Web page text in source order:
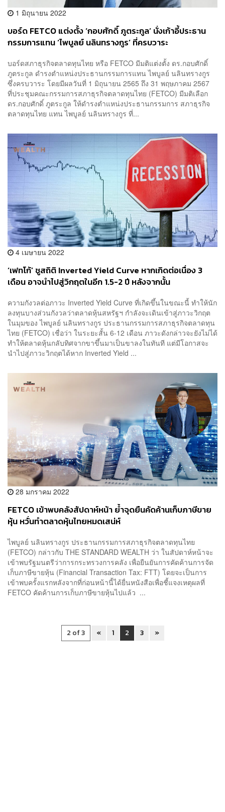
1 มิถุนายน 2022
บอร์ด FETCO แต่งตั้ง ‘กอบศักดิ์ ภูตระกูล’ นั่งเก้าอี้ประธาน
กรรมการแทน ‘ไพบูลย์ นลินทรางกูร’ ที่ครบวาระ
บอร์ดสภาธุรกิจตลาดทุนไทย หรือ FETCO มีมติแต่งตั้ง ดร.กอบศักดิ์
ภูตระกูล ดำรงตำแหน่งประธานกรรมการแทน ไพบูลย์ นลินทรางกูร
ซึ่งครบวาระ โดยมีผลวันที่ 1 มิถุนายน 2565 ถึง 31 พฤษภาคม 2567
ที่ประชุมคณะกรรมการสภาธุรกิจตลาดทุนไทย (FETCO) มีมติเลือก
ดร.กอบศักดิ์ ภูตระกูล ให้ดำรงตำแหน่งประธานกรรมการ สภาธุรกิจ
ตลาดทุนไทย แทน ไพบูลย์ นลินทรางกูร ที่...
4 เมษายน 2022
‘เฟทโก้’ ชูสถิติ Inverted Yield Curve หากเกิดต่อเนื่อง 3
เดือน อาจนำไปสู่วิกฤตในอีก 1.5-2 ปี หลังจากนั้น
ความกังวลต่อภาวะ Inverted Yield Curve ที่เกิดขึ้นในขณะนี้ ทำให้นัก
ลงทุนบางส่วนกังวลว่าตลาดหุ้นสหรัฐฯ กำลังจะเดินเข้าสู่ภาวะวิกฤต
ในมุมของ ไพบูลย์ นลินทรางกูร ประธานกรรมการสภาธุรกิจตลาดทุน
ไทย (FETCO) เชื่อว่า ในระยะสั้น 6-12 เดือน ภาวะดังกล่าวจะยังไม่ได้
ทำให้ตลาดหุ้นกลับทิศจากขาขึ้นมาเป็นขาลงในทันที แต่มีโอกาสจะ
นำไปสู่ภาวะวิกฤตได้หาก Inverted Yield ...
28 มกราคม 2022
FETCO เข้าพบคลังสัปดาห์หน้า ย้ำจุดยืนคัดค้านเก็บภาษีขาย
หุ้น หวั่นทำตลาดหุ้นไทยหมดเสน่ห์
ไพบูลย์ นลินทรางกูร ประธานกรรมการสภาธุรกิจตลาดทุนไทย
(FETCO) กล่าวกับ THE STANDARD WEALTH ว่า​ ในสัปดาห์หน้าจะ
เข้าพบรัฐมนตรีว่าการกระทรวงการคลัง เพื่อยืนยันการคัดค้านการจัด
เก็บภาษีขายหุ้น (Financial Transaction Tax: FTT) โดยจะเป็นการ
เข้าพบครั้งแรกหลังจากที่ก่อนหน้านี้ได้ยื่นหนังสือเพื่อชี้แจงเหตุผลที่
FETCO คัดค้านการเก็บภาษีขายหุ้นไปแล้ว ...
2 of 3 « 1 2 3 »